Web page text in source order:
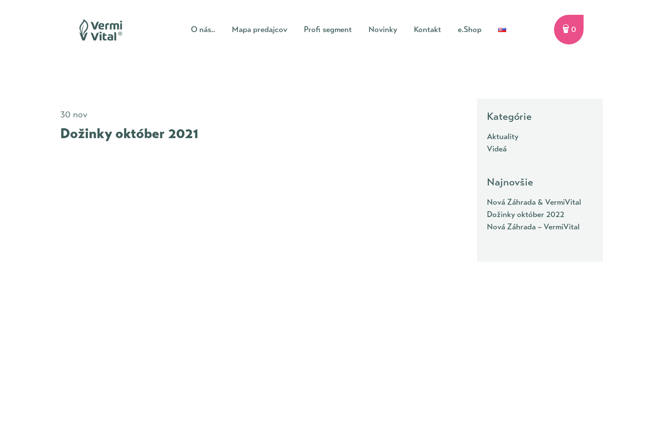
0
O nás.. Mapa predajcov Profi segment Novinky Kontakt e.Shop
30 nov
Dožinky október 2021
Kategórie
Aktuality
Videá
Najnovšie
Nová Záhrada & VermiVital
Dožinky október 2022
Nová Záhrada – VermiVital